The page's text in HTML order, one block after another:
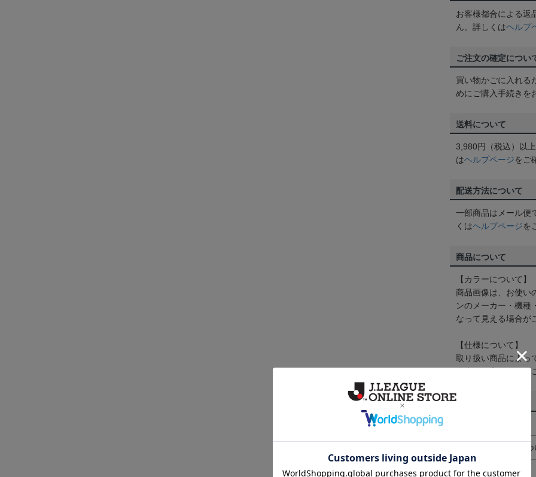
お客様都合による返
ん。詳しくはヘルプ
ご注文の確定につい
買い物かごに入れる
めにご購入手続きを
送料について
3,980円（税込）以
はヘルプページをご
配送方法について
一部商品はメール便
くはヘルプページを
商品について
【カラーについて】
商品画像は、お使い
ンのメーカー・機種
なって見える場合が
【仕様について】
取り扱い商品によっ
予告なく変更にな
その他
ギフト対応に
ヘルプページ